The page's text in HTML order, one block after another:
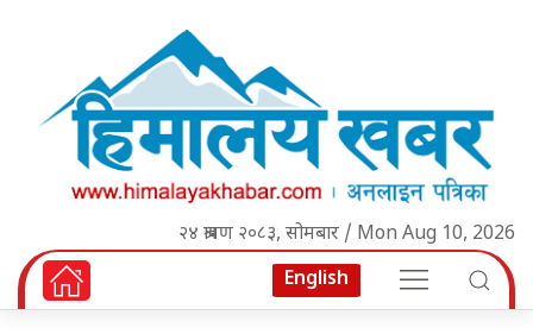
२४ श्रावण २०८३, सोमबार / Mon Aug 10, 2026
English